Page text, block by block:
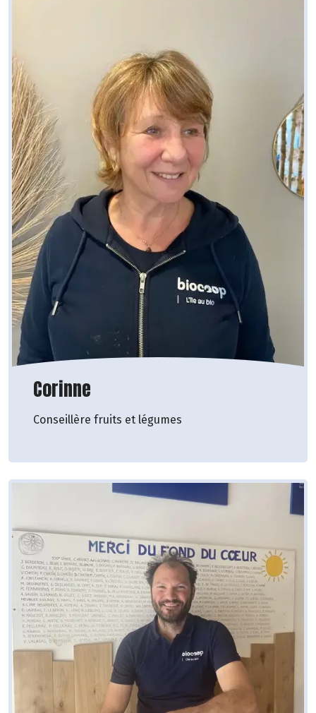
Corinne
Conseillère fruits et légumes